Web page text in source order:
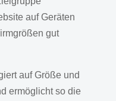
auf Geräten
gut
auf Größe und
ermöglicht so die